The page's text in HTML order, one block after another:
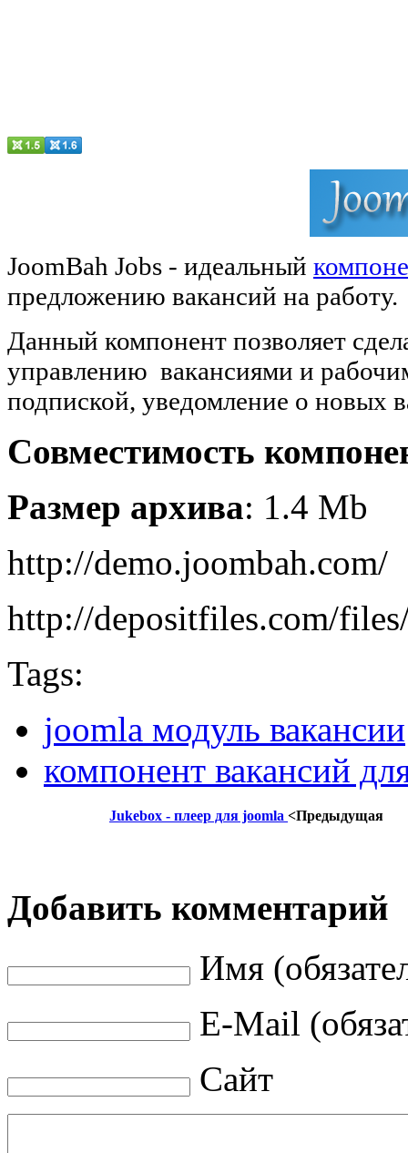
JoomBah Jobs - идеальный
предложению вакансий на работу.
Данный компонент позволяет
управлению вакансиями и
подпиской, уведомление о новых
Совместимость
Размер архива: 1.4 Mb
http://demo.joombah.com/
http://depositfiles.com/
Tags:
joomla модуль вакансии
компонент вакансий
Jukebox - плеер для joomla <Предыдущая
Добавить комментарий
Имя
E-Mail
Сайт